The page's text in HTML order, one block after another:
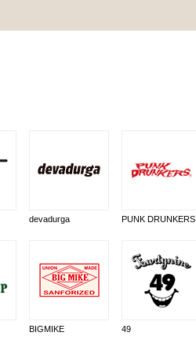
devadurga PUNK DRUNKERS
BIGMIKE 49